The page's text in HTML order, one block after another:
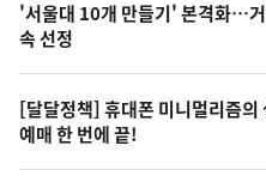
늘
의
영
상
'서울대 10개 만들기' 본격화…
속 선정
[달달정책] 휴대폰 미니멀리즘
예매 한 번에 끝!